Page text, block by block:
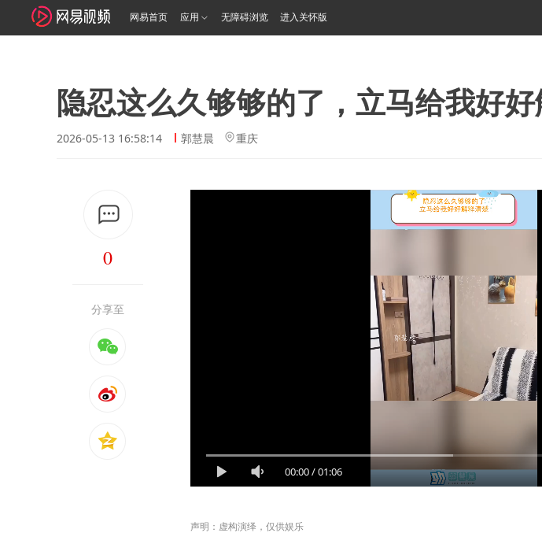
网易首页 应用 无障碍浏览 进入关怀版
隐忍这么久够够的了，立马给我好
2026-05-13 16:58:14 郭慧晨 重庆
0
分享至
00:00/01:06
声明：虚构演绎，仅供娱乐